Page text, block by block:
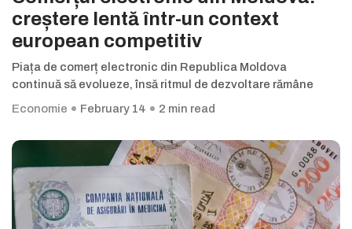
creștere lentă într-un context
european competitiv
Piața de comerț electronic din Republica Moldova
continuă să evolueze, însă ritmul de dezvoltare rămâne
Economie
February 14 2 min read